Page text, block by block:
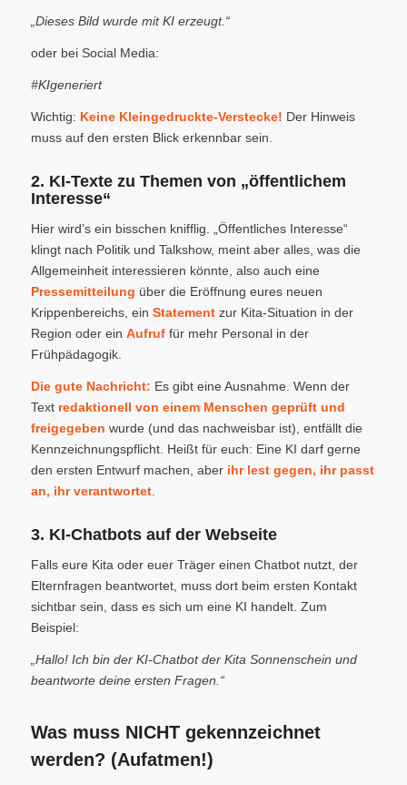
„Dieses Bild wurde mit KI erzeugt.“
oder bei Social Media:
#KIgeneriert
Wichtig: Keine Kleingedruckte-Verstecke! Der Hinweis
muss auf den ersten Blick erkennbar sein.
2. KI-Texte zu Themen von „öffentlichem
Interesse“
Hier wird’s ein bisschen knifflig. „Öffentliches Interesse“
klingt nach Politik und Talkshow, meint aber alles, was die
Allgemeinheit interessieren könnte, also auch eine
Pressemitteilung über die Eröffnung eures neuen
Krippenbereichs, ein Statementzur Kita-Situation in der
Region oder ein Aufruffür mehr Personal in der
Frühpädagogik.
Die gute Nachricht: Es gibt eine Ausnahme. Wenn der
Text redaktionell von einem Menschen geprüft und
freigegeben wurde (und das nachweisbar ist), entfällt die
Kennzeichnungspflicht. Heißt für euch: Eine KI darf gerne
den ersten Entwurf machen, aber ihr lest gegen, ihr passt
an, ihr verantwortet.
3. KI-Chatbots auf der Webseite
Falls eure Kita oder euer Träger einen Chatbot nutzt, der
Elternfragen beantwortet, muss dort beim ersten Kontakt
sichtbar sein, dass es sich um eine KI handelt. Zum
Beispiel:
„Hallo! Ich bin der KI-Chatbot der Kita Sonnenschein und
beantworte deine ersten Fragen.“
Was muss NICHT gekennzeichnet
werden? (Aufatmen!)